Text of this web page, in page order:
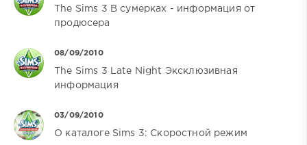
The Sims 3 В сумерках - информация от
продюсера
08/09/2010
The Sims 3 Late Night Эксклюзивная
информация
03/09/2010
О каталоге Sims 3: Скоростной режим